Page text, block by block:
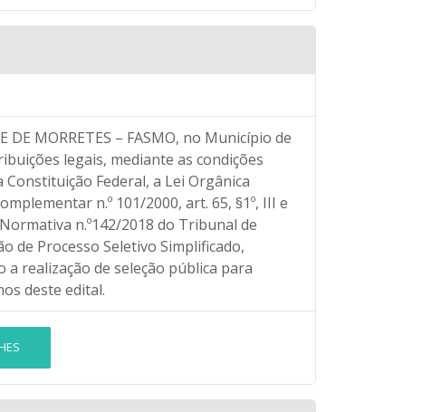
DE MORRETES – FASMO, no Município de
legais, mediante as condições
Federal, a Lei Orgânica
n.º 101/2000, art. 65, §1º, III e
n.º142/2018 do Tribunal de
de Processo Seletivo Simplificado,
realização de seleção pública para
deste edital.